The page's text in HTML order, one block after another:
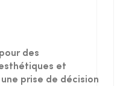
des
et
prise de décision